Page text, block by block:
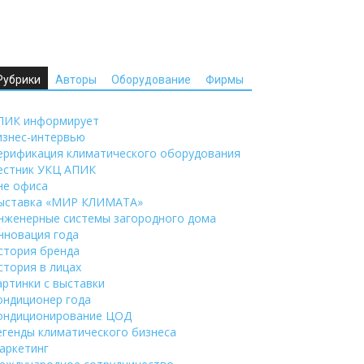
Авторы Оборудование Фирмы
информирует
интервью
климатического оборудования
УКЦ АПИК
офиса
«МИР КЛИМАТА»
системы загородного дома
года
бренда
в лицах
с выставки
года
ЦОД
климатического бизнеса